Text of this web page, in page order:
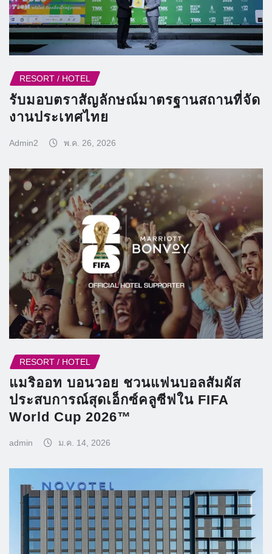
RESORT / HOTEL
รับมอบตราสัญลักษณ์มาตรฐานสถานที่จัด
งานประเทศไทย
Admin2 พ.ค. 26, 2026
RESORT / HOTEL
แมริออท บอนวอย ชวนแฟนบอลสัมผัส
ประสบการณ์สุดเอ็กซ์คลูซีฟใน FIFA
World Cup 2026™
admin ม.ค. 14, 2026